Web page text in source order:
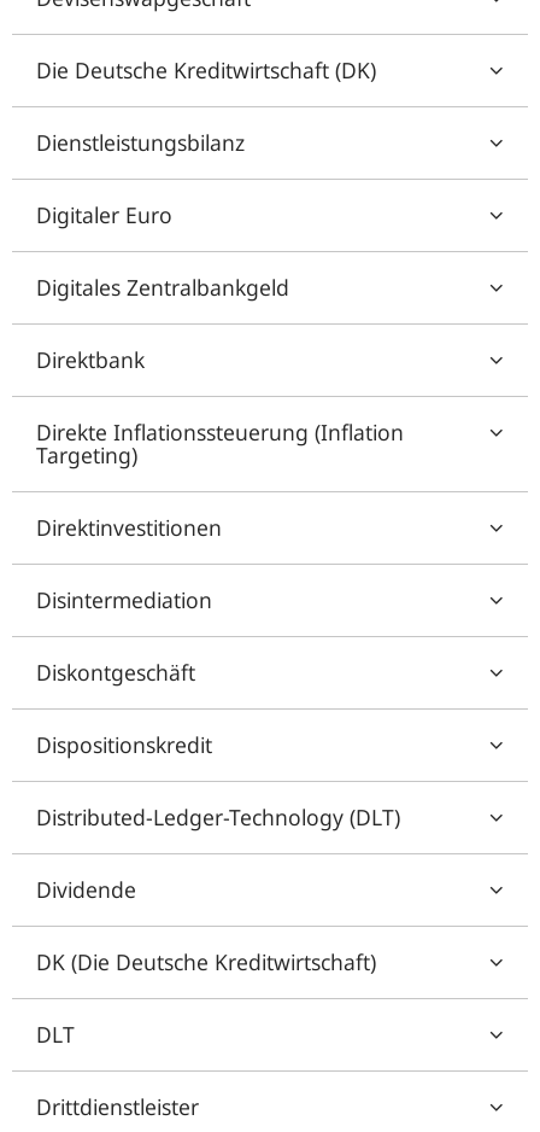
Die Deutsche Kreditwirtschaft (DK)
Dienstleistungsbilanz
Digitaler Euro
Digitales Zentralbankgeld
Direktbank
Direkte Inflationssteuerung (Inflation
Targeting)
Direktinvestitionen
Disintermediation
Diskontgeschäft
Dispositionskredit
Distributed-Ledger-Technology (DLT)
Dividende
DK (Die Deutsche Kreditwirtschaft)
DLT
Drittdienstleister